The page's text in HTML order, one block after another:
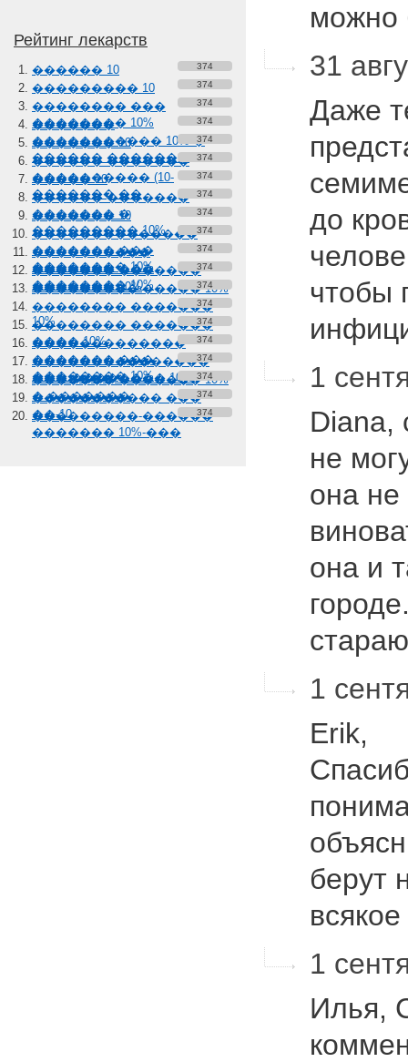
Рейтинг лекарств
������ 10 374
��������� 10 374
�������� ���
�������� 10%
374
�������
����������� 10% �
������ �������
374
������� 10 374
������ �������
���������� (10-
������� ��
374
����� 10 374
������ �������
������� �
��������� 10%
374
������� 10 374
��������������
������� ���
�������� 10%
374
����������
������� ���
�������� 10%
374
������� �������
������� 10%
374
��������� ����� 10%
374
�������� �������
10%
374
�������� �������
���� 10%
374
�������������
������� ���
�������� 10%
374
���������������
��� �������� 10%
374
������� ������� 10%
� �������
374
����������� ���
��-10
374
���������-������
������� 10%-���
374
можно
31
Даже
до
чтобы
1
Diana,
не
она не
она и
1
Erik,
берут
1
Илья,